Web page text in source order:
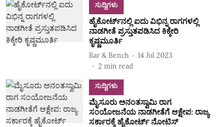
ಸುದ್ದಿಗಳು
ಹೈಕೋರ್ಟ್‌ನಲ್ಲಿ ಐದು ವಿಭಿನ್ನ ರಾಗಗಳಲ್ಲಿ
ನಾಡಗೀತೆ ಪ್ರಸ್ತುತಪಡಿಸಿದ ಕಿಕ್ಕೇರಿ
ಕೃಷ್ಣಮೂರ್ತಿ
Bar & Bench
14 Jul 2023
2 min read
ಸುದ್ದಿಗಳು
ಮೈಸೂರು ಅನಂತಸ್ವಾಮಿ ರಾಗ
ಸಂಯೋಜನೆಯ ನಾಡಗೀತೆಗೆ ಆಕ್ಷೇಪ: ರಾಜ್ಯ
ಸರ್ಕಾರಕ್ಕೆ ಹೈಕೋರ್ಟ್‌ ನೋಟಿಸ್‌